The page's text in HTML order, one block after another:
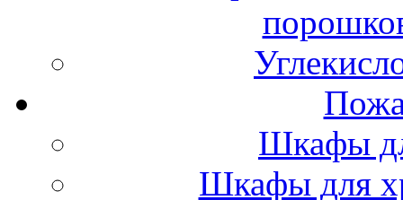
Шкафы
Шкафы для